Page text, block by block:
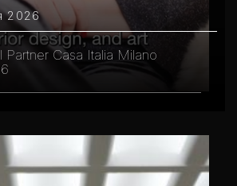
2026
Partner Casa Italia Milano